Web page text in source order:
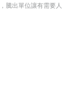
騰出單位讓有需要人